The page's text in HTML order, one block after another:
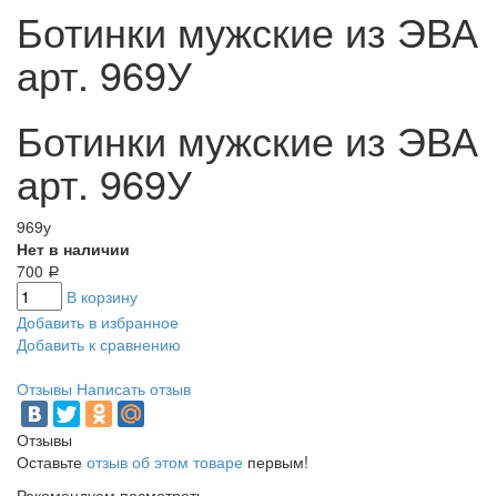
Ботинки мужские из ЭВА
арт. 969У
Ботинки мужские из ЭВА
арт. 969У
969у
Нет в наличии
700 Р
В корзину
Добавить в избранное
Добавить к сравнению
Отзывы Написать отзыв
Отзывы
Оставьте отзыв об этом товаре первым!